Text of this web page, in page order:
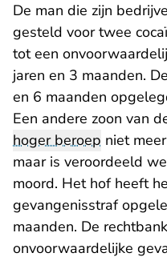
De man die zijn
gesteld voor twee
tot een
jaren en 3 maanden.
en 6 maanden
Een andere zoon van
hoger beroep niet
maar is veroordeeld
moord. Het hof heeft
gevangenisstraf
maanden. De
onvoorwaardelijke